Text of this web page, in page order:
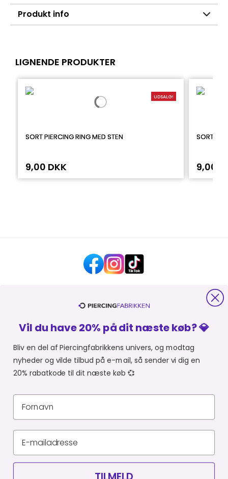
Produkt info
LIGNENDE PRODUKTER
UDSALG!
SORT PIERCING RING MED STEN
9,00 DKK
SORT
9,00
HJÆLP OG KONTAKT
MER FRA PIERCINGFABRIKKEN
SHOPPER FRA:Du er i
© Piercingfabrikken.dk 2026
CVR 34903727
Privatlivspolitik
Vil du have 20% på dit næste køb? 💎
Bliv en del af Piercingfabrikkens univers, og modtag
nyheder og vilde tilbud på e-mail, så sender vi dig en
20% rabatkode til dit næste køb 💞